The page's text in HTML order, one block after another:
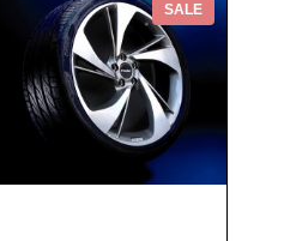
SALE